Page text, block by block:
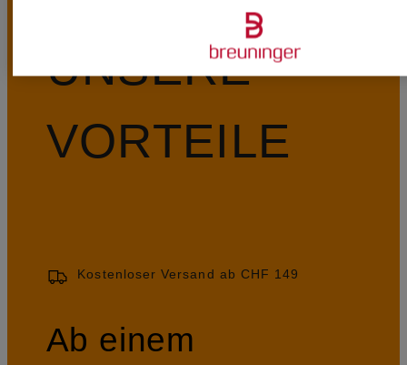
UNSERE
VORTEILE
Kostenloser Versand ab CHF 149
Ab einem